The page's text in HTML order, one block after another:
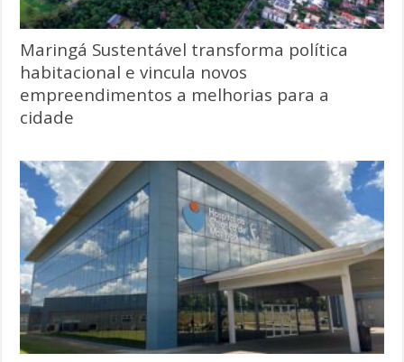
Maringá Sustentável transforma política
habitacional e vincula novos
empreendimentos a melhorias para a
cidade